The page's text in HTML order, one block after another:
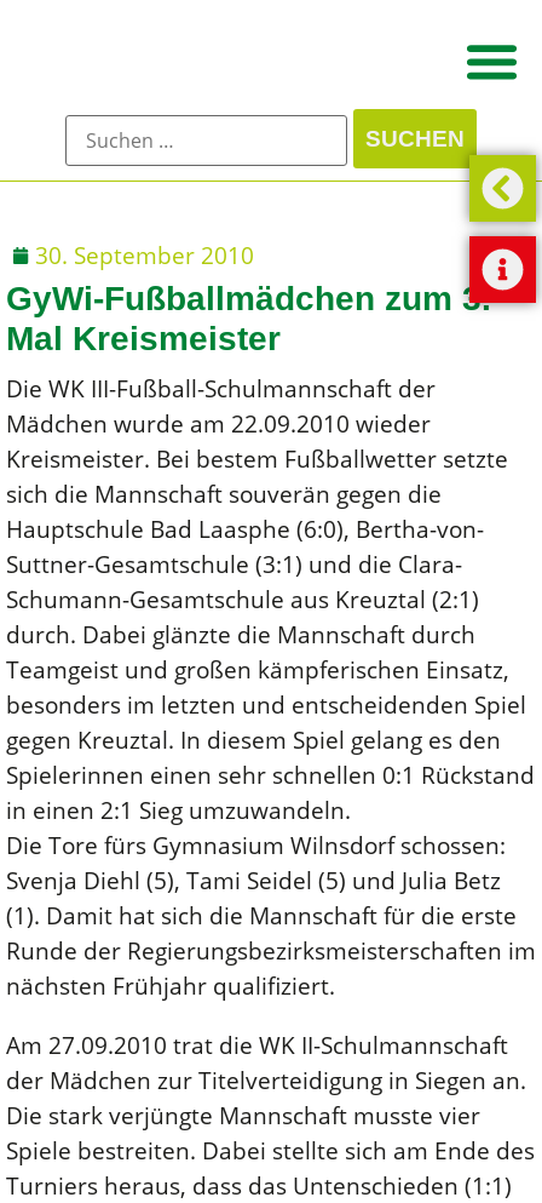
30. September 2010
GyWi-Fußballmädchen zum 3.
Mal Kreismeister
Die WK III-Fußball-Schulmannschaft der
Mädchen wurde am 22.09.2010 wieder
Kreismeister. Bei bestem Fußballwetter setzte
sich die Mannschaft souverän gegen die
Hauptschule Bad Laasphe (6:0), Bertha-von-
Suttner-Gesamtschule (3:1) und die Clara-
Schumann-Gesamtschule aus Kreuztal (2:1)
durch. Dabei glänzte die Mannschaft durch
Teamgeist und großen kämpferischen Einsatz,
besonders im letzten und entscheidenden Spiel
gegen Kreuztal. In diesem Spiel gelang es den
Spielerinnen einen sehr schnellen 0:1 Rückstand
in einen 2:1 Sieg umzuwandeln.
Die Tore fürs Gymnasium Wilnsdorf schossen:
Svenja Diehl (5), Tami Seidel (5) und Julia Betz
(1). Damit hat sich die Mannschaft für die erste
Runde der Regierungsbezirksmeisterschaften im
nächsten Frühjahr qualifiziert.
Am 27.09.2010 trat die WK II-Schulmannschaft
der Mädchen zur Titelverteidigung in Siegen an.
Die stark verjüngte Mannschaft musste vier
Spiele bestreiten. Dabei stellte sich am Ende des
Turniers heraus, dass das Untenschieden (1:1)